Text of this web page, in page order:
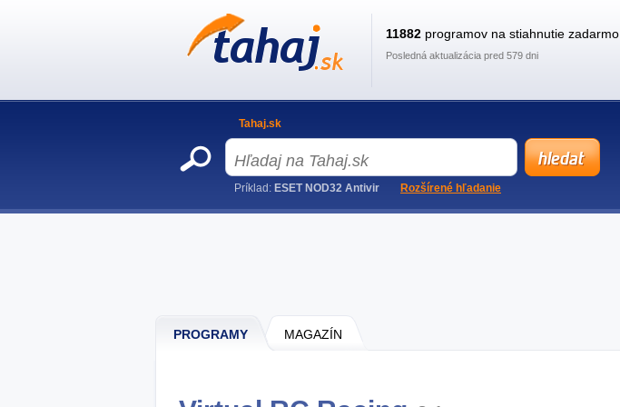
PROGRAMY MAGAZÍN
11882 programov na stiahnutie zadarmo
Posledná aktualizácia pred 579 dni
Tahaj.sk
Príklad: ESET NOD32 Antivir Rozšírené hľadanie